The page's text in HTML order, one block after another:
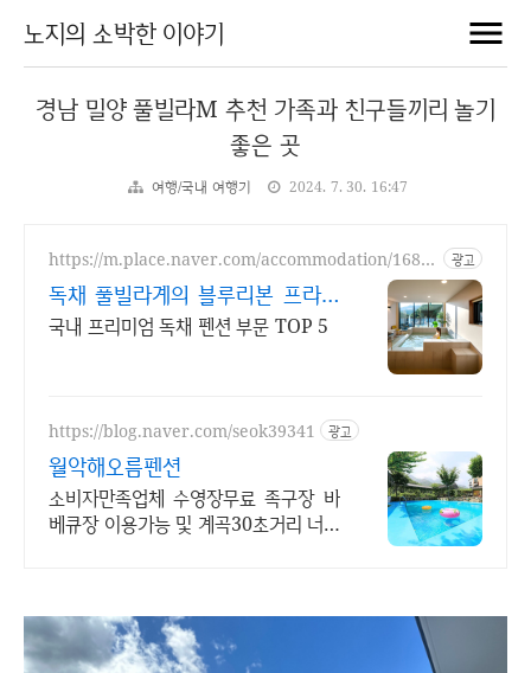
노지의 소박한 이야기
경남 밀양 풀빌라M 추천 가족과 친구들끼리 놀기
좋은 곳
여행/국내 여행기 2024. 7. 30. 16:47
https://m.place.naver.com/accommodation/1681
광고
독채 풀빌라계의 블루리본 프라이
빗 풀
국내 프리미엄 독채 펜션 부문 TOP 5
https://blog.naver.com/seok39341 광고
월악해오름펜션
소비자만족업체 수영장무료 족구장 바
베큐장 이용가능 및 계곡30초거리 너른